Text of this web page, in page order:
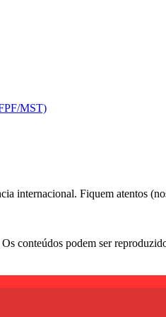
MST)
internacional. Fiquem atentos
conteúdos podem ser